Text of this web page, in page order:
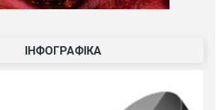
ІНФОГРАФІКА